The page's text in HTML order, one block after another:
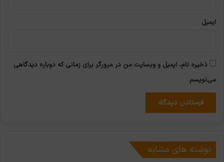
ایمیل
ذخیره نام، ایمیل و وبسایت من در مرورگر برای زمانی که دوباره دیدگاهی
می‌نویسم.
نوشته های مشابه